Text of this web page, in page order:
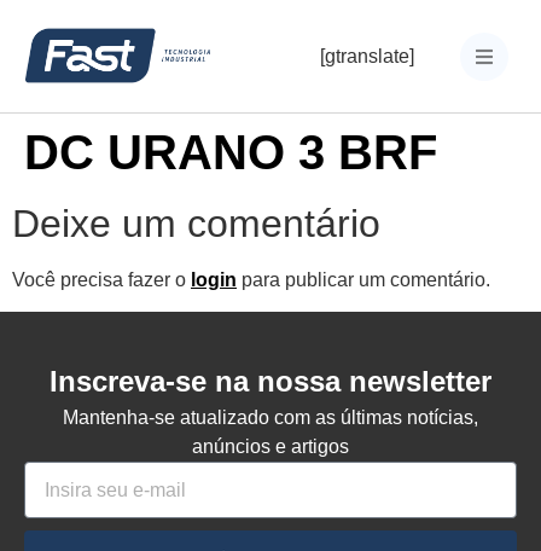
[gtranslate]
DC URANO 3 BRF
Deixe um comentário
Você precisa fazer o login para publicar um comentário.
Inscreva-se na nossa newsletter
Mantenha-se atualizado com as últimas notícias,
anúncios e artigos